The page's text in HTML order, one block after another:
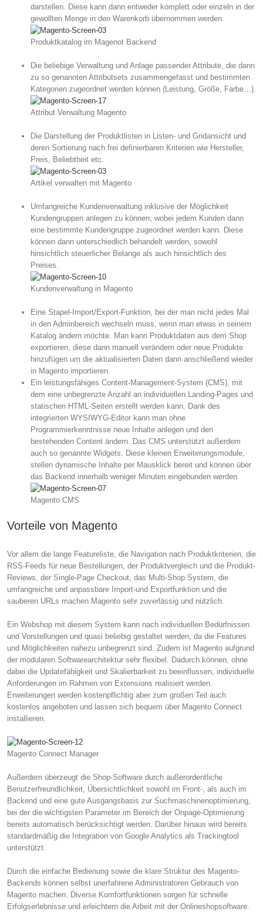
darstellen. Diese kann dann entweder komplett oder einzeln in der
gewollten Menge in den Warenkorb übernommen werden.
Produktkatalog im Magenot Backend
Die beliebige Verwaltung und Anlage passender Attribute, die dann
zu so genannten Attributsets zusammengefasst und bestimmten
Kategorien zugeordnet werden können (Leistung, Größe, Farbe…).
Attribut Verwaltung Magento
Die Darstellung der Produktlisten in Listen- und Gridansicht und
deren Sortierung nach frei definierbaren Kriterien wie Hersteller,
Preis, Beliebtheit etc.
Artikel verwalten mit Magento
Umfangreiche Kundenverwaltung inklusive der Möglichkeit
Kundengruppen anlegen zu können, wobei jedem Kunden dann
eine bestimmte Kundengruppe zugeordnet werden kann. Diese
können dann unterschiedlich behandelt werden, sowohl
hinsichtlich steuerlicher Belange als auch hinsichtlich des
Preises.
Kundenverwaltung in Magento
Eine Stapel-Import/Export-Funktion, bei der man nicht jedes Mal
in den Adminbereich wechseln muss, wenn man etwas in seinem
Katalog ändern möchte. Man kann Produktdaten aus dem Shop
exportieren, diese dann manuell verändern oder neue Produkte
hinzufügen um die aktualisierten Daten dann anschließend wieder
in Magento importieren.
Ein leistungsfähiges Content-Management-System (CMS), mit
dem eine unbegrenzte Anzahl an individuellen Landing-Pages und
statischen HTML-Seiten erstellt werden kann. Dank des
integrierten WYSIWYG-Editor kann man ohne
Programmierkenntnisse neue Inhalte anlegen und den
bestehenden Content ändern. Das CMS unterstützt außerdem
auch so genannte Widgets. Diese kleinen Erweiterungsmodule,
stellen dynamische Inhalte per Mausklick bereit und können über
das Backend innerhalb weniger Minuten eingebunden werden.
Magento CMS
Vorteile von Magento
Vor allem die lange Featureliste, die Navigation nach Produktkriterien, die
RSS-Feeds für neue Bestellungen, der Produktvergleich und die Produkt-
Reviews, der Single-Page Checkout, das Multi-Shop System, die
umfangreiche und anpassbare Import-und Exportfunktion und die
sauberen URLs machen Magento sehr zuverlässig und nützlich.
Ein Webshop mit diesem System kann nach individuellen Bedürfnissen
und Vorstellungen und quasi beliebig gestaltet werden, da die Features
und Möglichkeiten nahezu unbegrenzt sind. Zudem ist Magento aufgrund
der modularen Softwarearchitektur sehr flexibel. Dadurch können, ohne
dabei die Updatefähigkeit und Skalierbarkeit zu beeinflussen, individuelle
Anforderungen im Rahmen von Extensions realisiert werden.
Erweiterungen werden kostenpflichtig aber zum großen Teil auch
kostenlos angeboten und lassen sich bequem über Magento Connect
installieren.
Magento Connect Manager
Außerdem überzeugt die Shop-Software durch außerordentliche
Benutzerfreundlichkeit, Übersichtlichkeit sowohl im Front-, als auch im
Backend und eine gute Ausgangsbasis zur Suchmaschinenoptimierung,
bei der die wichtigsten Parameter im Bereich der Onpage-Optimierung
bereits automatisch berücksichtigt werden. Darüber hinaus wird bereits
standardmäßig die Integration von Google Analytics als Trackingtool
unterstützt.
Durch die einfache Bedienung sowie die klare Struktur des Magento-
Backends können selbst unerfahrene Administratoren Gebrauch von
Magento machen. Diverse Komfortfunktionen sorgen für schnelle
Erfolgserlebnisse und erleichtern die Arbeit mit der Onlineshopsoftware.